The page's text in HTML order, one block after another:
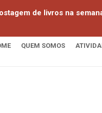
QUEM SOMOS
de livros na